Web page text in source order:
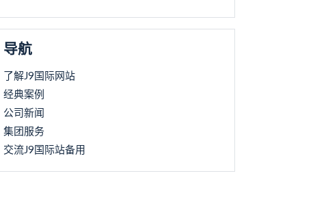
导航
了解J9国际网站
经典案例
公司新闻
集团服务
交流J9国际站备用